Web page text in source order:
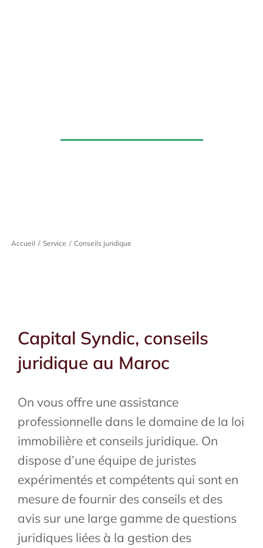
Vous êtes ici :
Accueil Service Conseils juridique
Capital Syndic, conseils
juridique au Maroc
On vous offre une assistance
professionnelle dans le domaine de la loi
immobilière et conseils juridique. On
dispose d’une équipe de juristes
expérimentés et compétents qui sont en
mesure de fournir des conseils et des
avis sur une large gamme de questions
juridiques liées à la gestion des